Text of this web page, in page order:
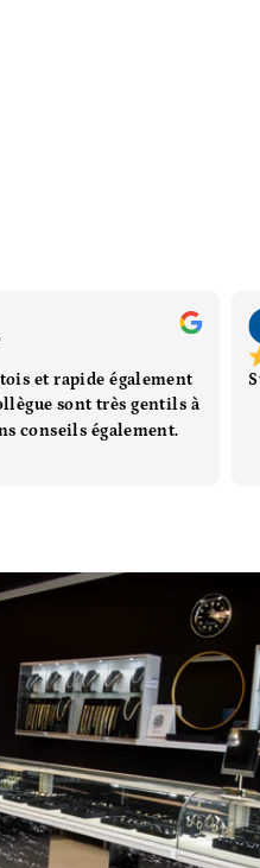
et rapide également
sont très gentils à
conseils également.